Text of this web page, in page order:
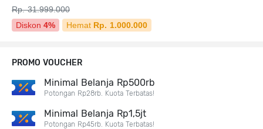
Rp. 31.999.000
Diskon 4% Hemat Rp. 1.000.000
PROMO VOUCHER
Minimal Belanja Rp500rb
Potongan Rp28rb. Kuota Terbatas!
Minimal Belanja Rp1,5jt
Potongan Rp45rb. Kuota Terbatas!